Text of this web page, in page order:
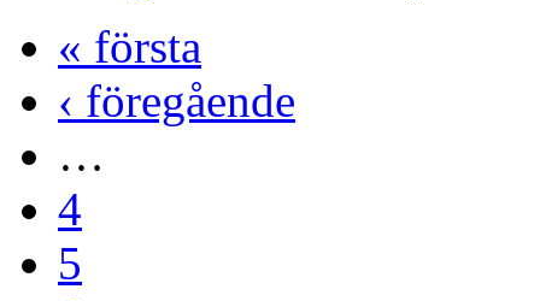
« första
‹ föregående
…
4
5